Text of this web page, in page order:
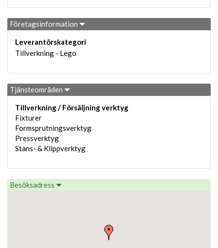
Företagsinformation
Leverantörskategori
Tillverkning - Lego
Tjänsteområden
Tillverkning / Försäljning verktyg
Fixturer
Formsprutningsverktyg
Pressverktyg
Stans- & Klippverktyg
Besöksadress